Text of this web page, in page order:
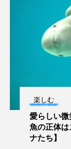
ダイサギ
チリメンモンス
ツキヒハナダイ
トゲウオ
楽しむ
愛らしい
魚の正体
ナたち】